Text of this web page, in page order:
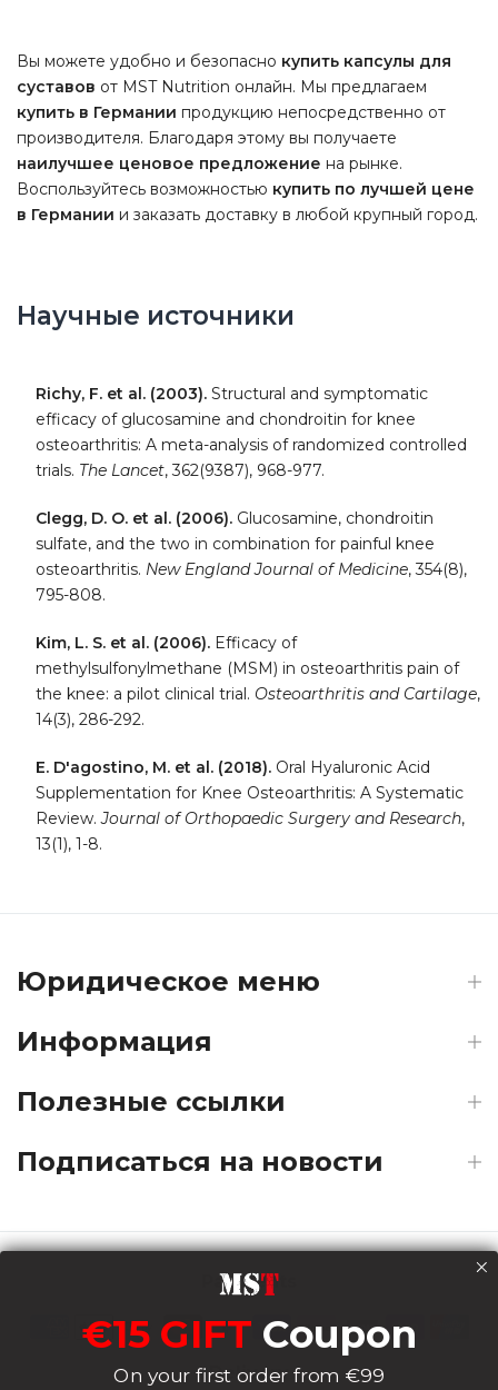
Вы можете удобно и безопасно купить капсулы для
суставов от MST Nutrition онлайн. Мы предлагаем
купить в Германии продукцию непосредственно от
производителя. Благодаря этому вы получаете
наилучшее ценовое предложение на рынке.
Воспользуйтесь возможностью купить по лучшей цене
в Германии и заказать доставку в любой крупный город.
Научные источники
Richy, F. et al. (2003). Structural and symptomatic
efficacy of glucosamine and chondroitin for knee
osteoarthritis: A meta-analysis of randomized controlled
trials. The Lancet, 362(9387), 968-977.
Clegg, D. O. et al. (2006). Glucosamine, chondroitin
sulfate, and the two in combination for painful knee
osteoarthritis. New England Journal of Medicine, 354(8),
795-808.
Kim, L. S. et al. (2006). Efficacy of
methylsulfonylmethane (MSM) in osteoarthritis pain of
the knee: a pilot clinical trial. Osteoarthritis and Cartilage,
14(3), 286-292.
E. D'agostino, M. et al. (2018). Oral Hyaluronic Acid
Supplementation for Knee Osteoarthritis: A Systematic
Review.Journal of Orthopaedic Surgery and Research,
13(1), 1-8.
Юридическое меню
Информация
Полезные ссылки
Подписаться на новости
Payments
Delivery
€15 GIFT Coupon
On your first order from €99